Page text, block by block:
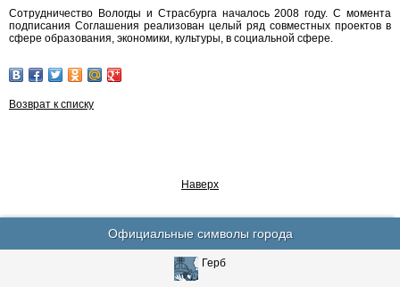
Сотрудничество Вологды и Страсбурга началось 2008 году. С момента
подписания Соглашения реализован целый ряд совместных проектов в
сфере образования, экономики, культуры, в социальной сфере.
Возврат к списку
Наверх
Официальные символы города
Герб